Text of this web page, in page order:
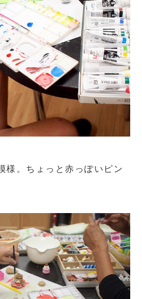
様。ちょっと赤っぽいピン